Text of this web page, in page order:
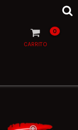
CARRITO
0